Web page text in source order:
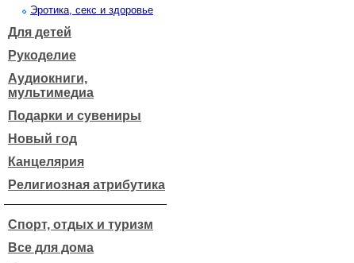
Эротика, секс и здоровье
Для детей
Рукоделие
Аудиокниги,
мультимедиа
Подарки и сувениры
Новый год
Канцелярия
Религиозная атрибутика
Спорт, отдых и туризм
Все для дома